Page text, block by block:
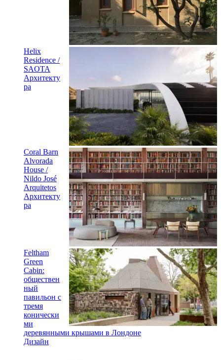
Helix
Residence /
SAOTA
Архитекту
ра
Coral Barn
Alvorada
House /
Nildo José
Arquitetos
Архитекту
ра
Feltham
Green
Cabin:
обществен
ный
павильон с
тремя
конически
ми
деревянными крышами в Лондоне
Дизайн